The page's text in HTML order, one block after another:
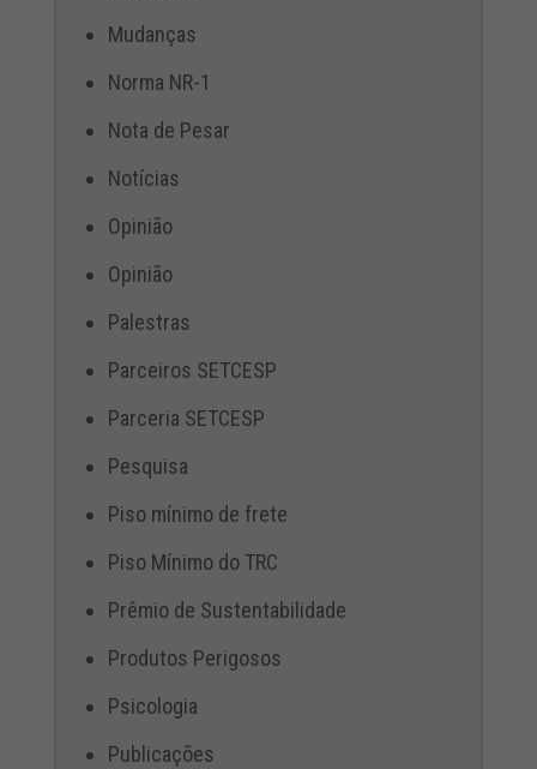
Mudanças
Norma NR-1
Nota de Pesar
Notícias
Opinião
Opinião
Palestras
Parceiros SETCESP
Parceria SETCESP
Pesquisa
Piso mínimo de frete
Piso Mínimo do TRC
Prêmio de Sustentabilidade
Produtos Perigosos
Psicologia
Publicações